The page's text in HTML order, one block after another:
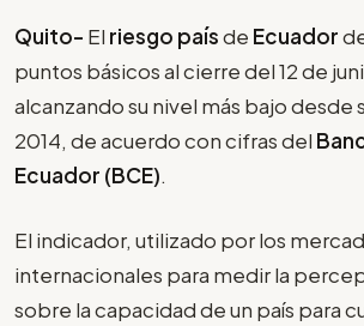
Quito- El riesgo paísde Ecuador
puntos básicos al cierre del 12 de
alcanzando su nivel más bajo
2014, de acuerdo con cifras del
Ecuador (BCE).
El indicador, utilizado por los
internacionales para medir la
sobre la capacidad de un país para